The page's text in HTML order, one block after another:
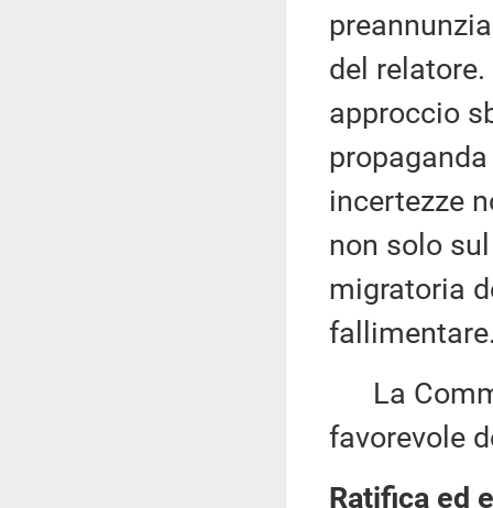
del
approccio
incertezze
non solo
migratoria
La
favorevole
Ratifica ed